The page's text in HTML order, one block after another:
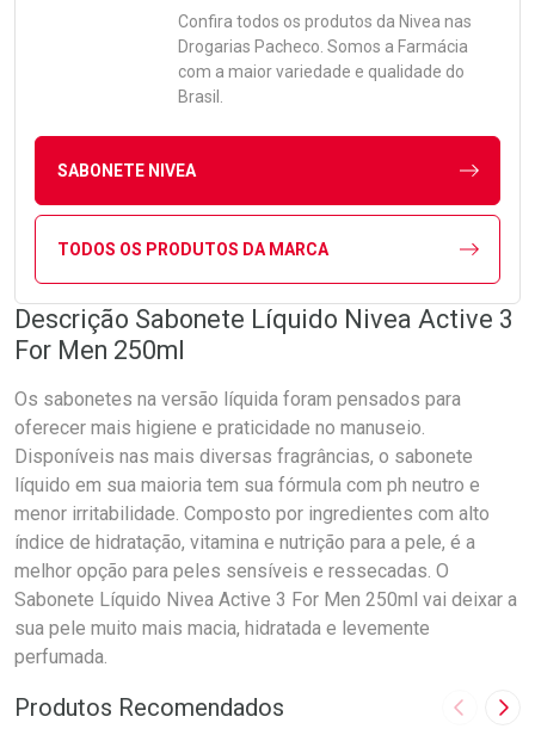
Confira todos os produtos da Nivea nas
Drogarias Pacheco. Somos a Farmácia
com a maior variedade e qualidade do
Brasil.
SABONETE NIVEA
TODOS OS PRODUTOS DA MARCA
Descrição Sabonete Líquido Nivea Active 3
For Men 250ml
Os sabonetes na versão líquida foram pensados para
oferecer mais higiene e praticidade no manuseio.
Disponíveis nas mais diversas fragrâncias, o sabonete
líquido em sua maioria tem sua fórmula com ph neutro e
menor irritabilidade. Composto por ingredientes com alto
índice de hidratação, vitamina e nutrição para a pele, é a
melhor opção para peles sensíveis e ressecadas. O
Sabonete Líquido Nivea Active 3 For Men 250ml vai deixar a
sua pele muito mais macia, hidratada e levemente
perfumada.
Produtos Recomendados Imagem